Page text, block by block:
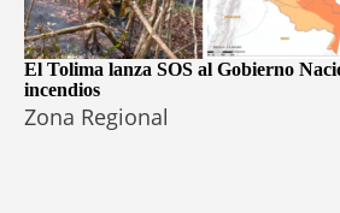
El Tolima lanza SOS al Gobierno
incendios
Zona Regional